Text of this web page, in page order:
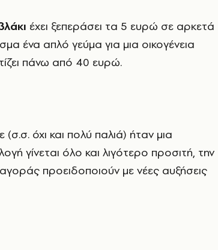
έχει ξεπεράσει τα 5 ευρώ σε αρκετά
ένα απλό γεύμα για μια οικογένεια
πάνω από 40 ευρώ.
όχι και πολύ παλιά) ήταν μια
γίνεται όλο και λιγότερο προσιτή, την
προειδοποιούν με νέες αυξήσεις